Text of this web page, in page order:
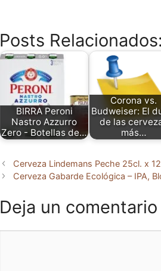
Posts Relacionados:
BIRRA Peroni
Nastro Azzurro
Zero - Botellas de…
Corona vs.
Budweiser: El
de las
más…
Cerveza Lindemans Peche 25cl. x
Cerveza Gabarde Ecológica – IPA,
Deja un comentario